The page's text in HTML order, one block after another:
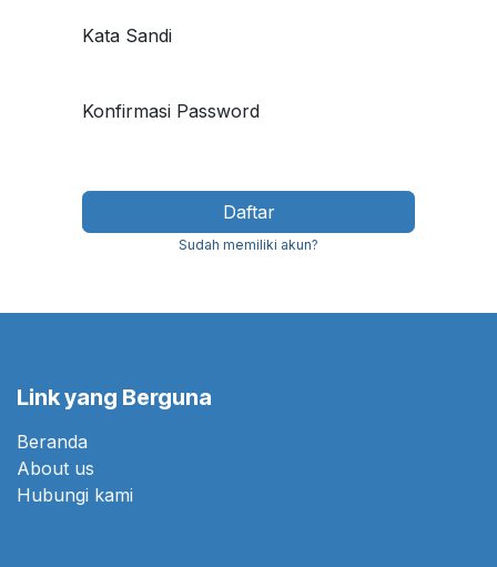
Kata Sandi
Konfirmasi Password
Daftar
Sudah memiliki akun?
Link yang Berguna
Beranda
About us
Hubungi kami